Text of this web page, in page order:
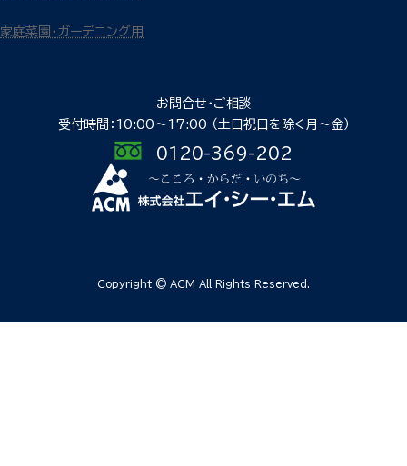
家庭菜園・ガーデニング用
お問合せ・ご相談
受付時間：10:00〜17:00 （土日祝日を除く月〜金）
0120-369-202
Copyright © ACM All Rights Reserved.